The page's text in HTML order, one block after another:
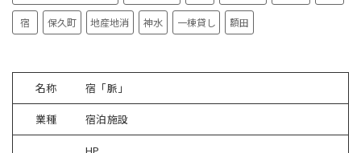
宿 保久町 地産地消 神水 一棟貸し 額田
名称 宿「脈」
業種 宿泊施設